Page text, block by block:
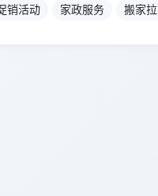
销活动 家政服务 搬家